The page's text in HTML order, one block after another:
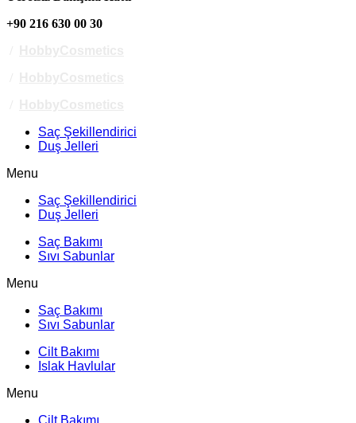
+90 216 630 00 30
Saç Şekillendirici
Duş Jelleri
Menu
Saç Şekillendirici
Duş Jelleri
Saç Bakımı
Sıvı Sabunlar
Menu
Saç Bakımı
Sıvı Sabunlar
Cilt Bakımı
Islak Havlular
Menu
Cilt Bakımı